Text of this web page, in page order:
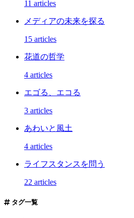
11 articles
メディアの未来を探る
15 articles
花道の哲学
4 articles
エゴる、エコる
3 articles
あわいと風土
4 articles
ライフスタンスを問う
22 articles
タグ一覧